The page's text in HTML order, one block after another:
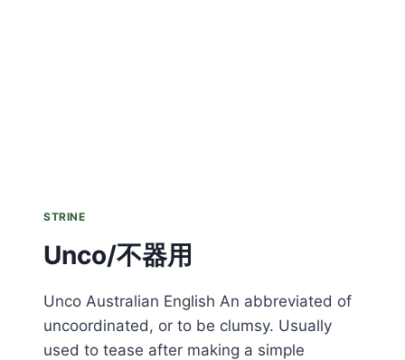
STRINE
Unco/不器用
Unco Australian English An abbreviated of
uncoordinated, or to be clumsy. Usually
used to tease after making a simple